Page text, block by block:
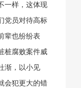
一样，这体现
党员对待高标
辈也纷纷表
桩腐败案件威
渐，以小见
会犯更大的错